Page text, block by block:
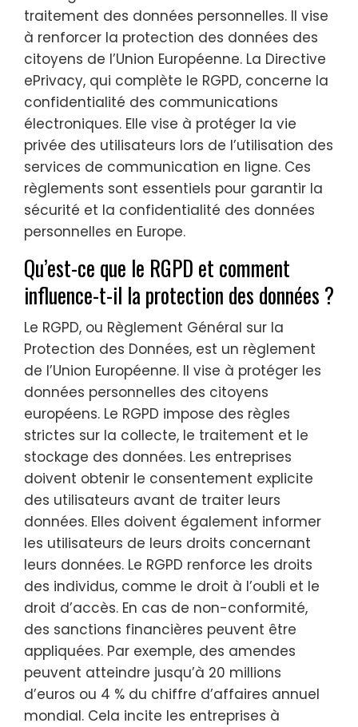
traitement des données personnelles. Il vise
à renforcer la protection des données des
citoyens de l’Union Européenne. La Directive
ePrivacy, qui complète le RGPD, concerne la
confidentialité des communications
électroniques. Elle vise à protéger la vie
privée des utilisateurs lors de l’utilisation des
services de communication en ligne. Ces
règlements sont essentiels pour garantir la
sécurité et la confidentialité des données
personnelles en Europe.
Qu’est-ce que le RGPD et comment
influence-t-il la protection des données ?
Le RGPD, ou Règlement Général sur la
Protection des Données, est un règlement
de l’Union Européenne. Il vise à protéger les
données personnelles des citoyens
européens. Le RGPD impose des règles
strictes sur la collecte, le traitement et le
stockage des données. Les entreprises
doivent obtenir le consentement explicite
des utilisateurs avant de traiter leurs
données. Elles doivent également informer
les utilisateurs de leurs droits concernant
leurs données. Le RGPD renforce les droits
des individus, comme le droit à l’oubli et le
droit d’accès. En cas de non-conformité,
des sanctions financières peuvent être
appliquées. Par exemple, des amendes
peuvent atteindre jusqu’à 20 millions
d’euros ou 4 % du chiffre d’affaires annuel
mondial. Cela incite les entreprises à